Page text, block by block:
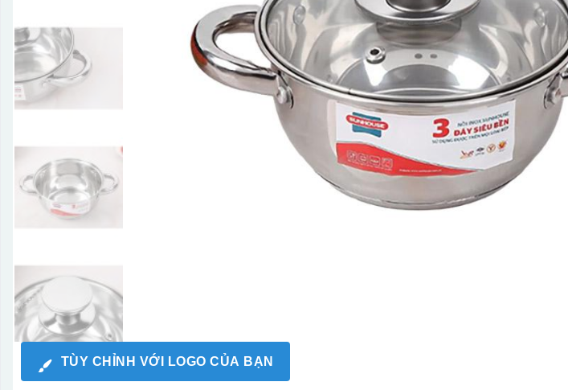
TÙY CHỈNH VỚI LOGO CỦA BẠN